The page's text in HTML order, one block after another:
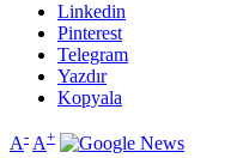
Linkedin
Pinterest
Telegram
Yazdır
Kopyala
A- A+